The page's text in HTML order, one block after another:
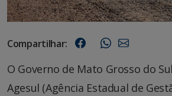
Compartilhar:
O Governo de Mato Grosso do
Agesul (Agência Estadual de